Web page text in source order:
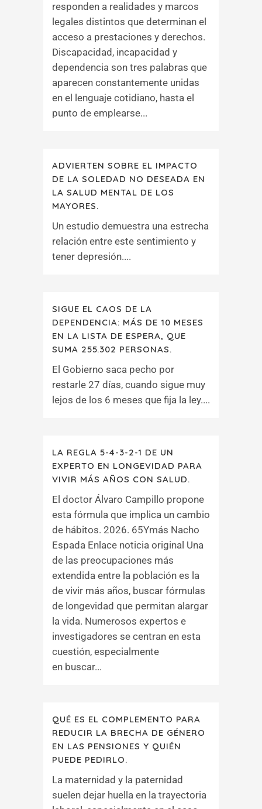
responden a realidades y marcos
legales distintos que determinan el
acceso a prestaciones y derechos.
Discapacidad, incapacidad y
dependencia son tres palabras que
aparecen constantemente unidas
en el lenguaje cotidiano, hasta el
punto de emplearse...
ADVIERTEN SOBRE EL IMPACTO
DE LA SOLEDAD NO DESEADA EN
LA SALUD MENTAL DE LOS
MAYORES.
Un estudio demuestra una estrecha
relación entre este sentimiento y
tener depresión....
SIGUE EL CAOS DE LA
DEPENDENCIA: MÁS DE 10 MESES
EN LA LISTA DE ESPERA, QUE
SUMA 255.302 PERSONAS.
El Gobierno saca pecho por
restarle 27 días, cuando sigue muy
lejos de los 6 meses que fija la ley....
LA REGLA 5-4-3-2-1 DE UN
EXPERTO EN LONGEVIDAD PARA
VIVIR MÁS AÑOS CON SALUD.
El doctor Álvaro Campillo propone
esta fórmula que implica un cambio
de hábitos. 2026. 65Ymás Nacho
Espada Enlace noticia original Una
de las preocupaciones más
extendida entre la población es la
de vivir más años, buscar fórmulas
de longevidad que permitan alargar
la vida. Numerosos expertos e
investigadores se centran en esta
cuestión, especialmente
en buscar...
QUÉ ES EL COMPLEMENTO PARA
REDUCIR LA BRECHA DE GÉNERO
EN LAS PENSIONES Y QUIÉN
PUEDE PEDIRLO.
La maternidad y la paternidad
suelen dejar huella en la trayectoria